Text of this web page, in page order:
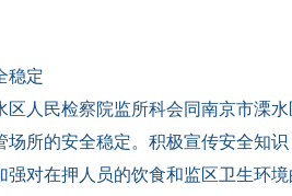
稳定
区人民检察院监所科会同南京市溧
场所的安全稳定。积极宣传安全知
强对在押人员的饮食和监区卫生环